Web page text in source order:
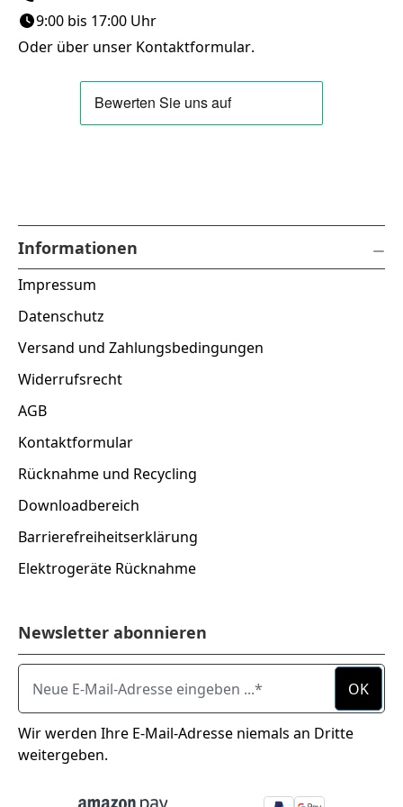
9:00 bis 17:00 Uhr
Oder über unser Kontaktformular.
Informationen
Impressum
Datenschutz
Versand und Zahlungsbedingungen
Widerrufsrecht
AGB
Kontaktformular
Rücknahme und Recycling
Downloadbereich
Barrierefreiheitserklärung
Elektrogeräte Rücknahme
Newsletter abonnieren
Neue E-Mail-Adresse eingeben ...
OK
Wir werden Ihre E-Mail-Adresse niemals an Dritte
weitergeben.